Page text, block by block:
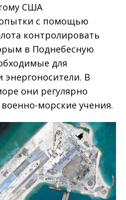
США
с помощью
контролировать
в Поднебесную
для
В
они регулярно
морские учения.